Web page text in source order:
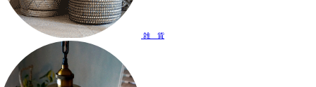
雑 貨